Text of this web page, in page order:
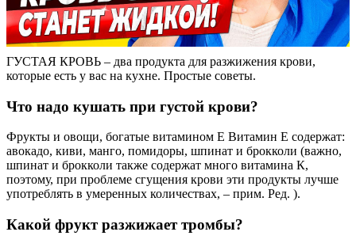
ГУСТАЯ КРОВЬ – два продукта для разжижения крови,
которые есть у вас на кухне. Простые советы.
Что надо кушать при густой крови?
Фрукты и овощи, богатые витамином Е Витамин Е содержат:
авокадо, киви, манго, помидоры, шпинат и брокколи (важно,
шпинат и брокколи также содержат много витамина К,
поэтому, при проблеме сгущения крови эти продукты лучше
употреблять в умеренных количествах, – прим. Ред. ).
Какой фрукт разжижает тромбы?